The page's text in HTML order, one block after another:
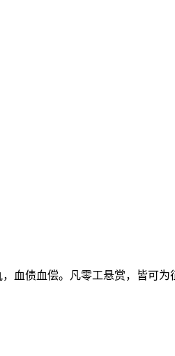
血债血偿。凡零工悬赏，皆可为